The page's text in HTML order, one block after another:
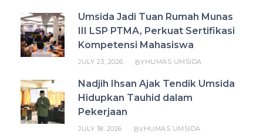
Umsida Jadi Tuan Rumah Munas
III LSP PTMA, Perkuat Sertifikasi
Kompetensi Mahasiswa
JULY 23, 2026 BYHUMAS UMSIDA
Nadjih Ihsan Ajak Tendik Umsida
Hidupkan Tauhid dalam
Pekerjaan
JULY 18, 2026 BYHUMAS UMSIDA